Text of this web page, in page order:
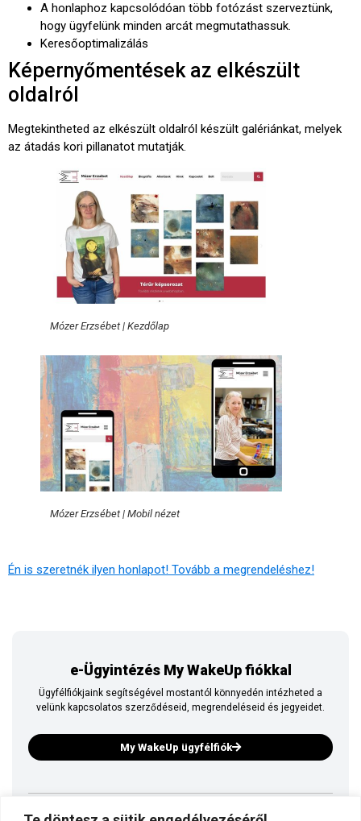
A honlaphoz kapcsolódóan több fotózást szerveztünk,
hogy ügyfelünk minden arcát megmutathassuk.
Keresőoptimalizálás
Képernyőmentések az elkészült
oldalról
Megtekintheted az elkészült oldalról készült galériánkat, melyek
az átadás kori pillanatot mutatják.
Mózer Erzsébet | Kezdőlap
Mózer Erzsébet | Mobil nézet
Én is szeretnék ilyen honlapot! Tovább a megrendeléshez!
e-Ügyintézés My WakeUp fiókkal
Ügyfélfiókjaink segítségével mostantól könnyedén intézheted a
velünk kapcsolatos szerződéseid, megrendeléseid és jegyeidet.
My WakeUp ügyfélfiók